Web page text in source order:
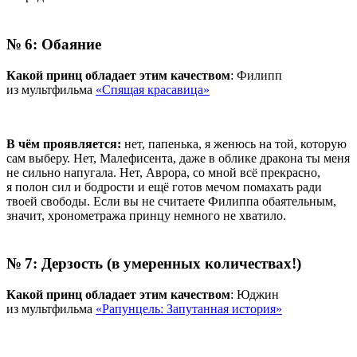
№ 6: Обаяние
Какой принц обладает этим качеством: Филипп
из мультфильма «Спящая красавица»
В чём проявляется: нет, папенька, я женюсь на той, которую
сам выберу. Нет, Малефисента, даже в облике дракона ты меня
не сильно напугала. Нет, Аврора, со мной всё прекрасно,
я полон сил и бодрости и ещё готов мечом помахать ради
твоей свободы. Если вы не считаете Филиппа обаятельным,
значит, хронометража принцу немного не хватило.
№ 7: Дерзость (в умеренных количествах!)
Какой принц обладает этим качеством: Юджин
из мультфильма «Рапунцель: Запутанная история»